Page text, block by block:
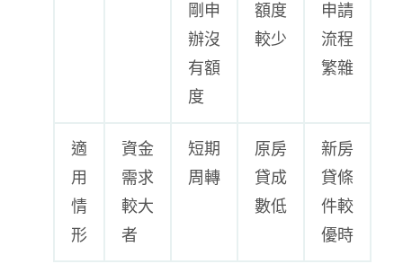
剛申
辦沒
有額
度
額度
較少
申請
流程
繁雜
適
用
情
形
資金
需求
較大
者
短期
周轉
原房
貸成
數低
新房
貸條
件較
優時